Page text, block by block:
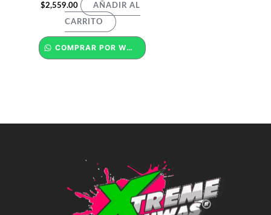
$2,559.00 AÑADIR AL
CARRITO
COMPRAR POR WHATSAPP